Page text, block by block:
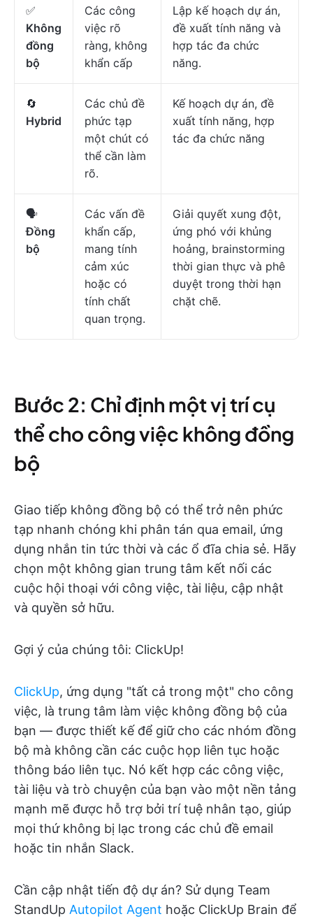
✅
Không
đồng
bộ
Các công
việc rõ
ràng, không
khẩn cấp
Lập kế hoạch dự án,
đề xuất tính năng và
hợp tác đa chức
năng.
🔄
Hybrid
Các chủ đề
phức tạp
một chút có
thể cần làm
rõ.
Kế hoạch dự án, đề
xuất tính năng, hợp
tác đa chức năng
🗣️
Đồng
bộ
Các vấn đề
khẩn cấp,
mang tính
cảm xúc
hoặc có
tính chất
quan trọng.
Giải quyết xung đột,
ứng phó với khủng
hoảng, brainstorming
thời gian thực và phê
duyệt trong thời hạn
chặt chẽ.
Bước 2: Chỉ định một vị trí cụ
thể cho công việc không đồng
bộ
Giao tiếp không đồng bộ có thể trở nên phức
tạp nhanh chóng khi phân tán qua email, ứng
dụng nhắn tin tức thời và các ổ đĩa chia sẻ. Hãy
chọn một không gian trung tâm kết nối các
cuộc hội thoại với công việc, tài liệu, cập nhật
và quyền sở hữu.
Gợi ý của chúng tôi: ClickUp!
ClickUp, ứng dụng "tất cả trong một" cho công
việc, là trung tâm làm việc không đồng bộ của
bạn — được thiết kế để giữ cho các nhóm đồng
bộ mà không cần các cuộc họp liên tục hoặc
thông báo liên tục. Nó kết hợp các công việc,
tài liệu và trò chuyện của bạn vào một nền tảng
mạnh mẽ được hỗ trợ bởi trí tuệ nhân tạo, giúp
mọi thứ không bị lạc trong các chủ đề email
hoặc tin nhắn Slack.
Cần cập nhật tiến độ dự án? Sử dụng Team
StandUp Autopilot Agent hoặc ClickUp Brain để